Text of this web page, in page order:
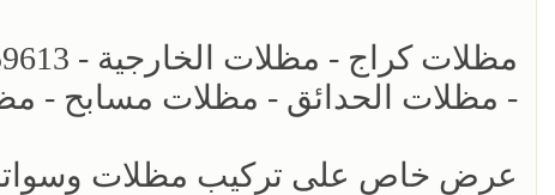
- مظلات الحدائق - مظلات مسابح -
عرض خاص على تركيب مظلات وسواتر